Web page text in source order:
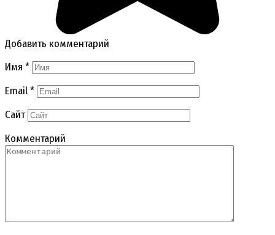
Добавить комментарий
Имя *
Email*
Сайт
Комментарий